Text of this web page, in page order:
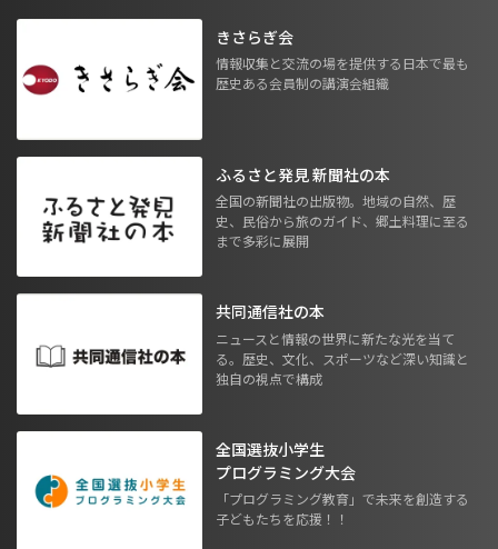
きさらぎ会
情報収集と交流の場を提供する日本で最も
歴史ある会員制の講演会組織
ふるさと発見 新聞社の本
全国の新聞社の出版物。地域の自然、歴
史、民俗から旅のガイド、郷土料理に至る
まで多彩に展開
共同通信社の本
ニュースと情報の世界に新たな光を当て
る。歴史、文化、スポーツなど深い知識と
独自の視点で構成
全国選抜小学生
プログラミング大会
「プログラミング教育」で未来を創造する
子どもたちを応援！！